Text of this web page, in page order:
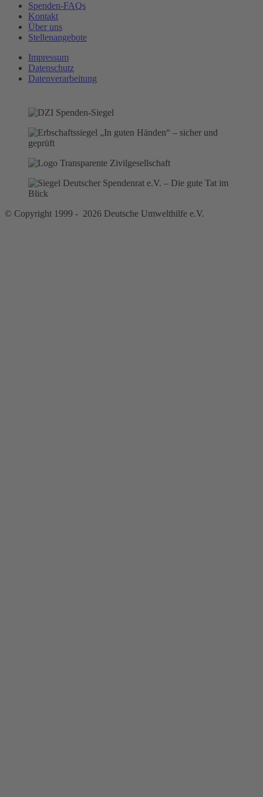
Spenden-FAQs
Kontakt
Über uns
Stellenangebote
Impressum
Datenschutz
Datenverarbeitung
© Copyright 1999 - 2026 Deutsche Umwelthilfe e.V.